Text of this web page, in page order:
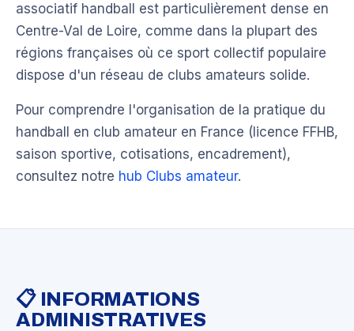
associatif handball est particulièrement dense en
Centre-Val de Loire, comme dans la plupart des
régions françaises où ce sport collectif populaire
dispose d'un réseau de clubs amateurs solide.
Pour comprendre l'organisation de la pratique du
handball en club amateur en France (licence FFHB,
saison sportive, cotisations, encadrement),
consultez notre hub Clubs amateur.
📋 INFORMATIONS
ADMINISTRATIVES